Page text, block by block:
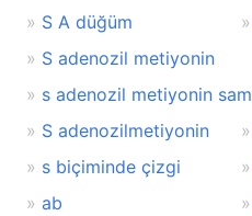
S A düğüm
S adenozil metiyonin
s adenozil metiyonin sam
S adenozilmetiyonin
s biçiminde çizgi
ab